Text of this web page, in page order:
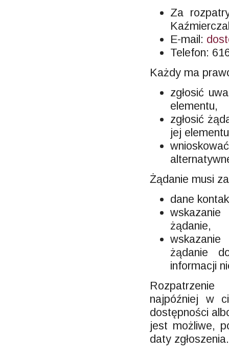
Za
E-mail:
Telefon:
Każdy ma
zgłosić
elementu,
zgłosić
jej
Żądanie musi
dane
żądanie,
wskazanie
żądanie
informacji
Rozpatrzenie
najpóźniej w
dostępności
jest możliwe,
daty zgłoszenia.